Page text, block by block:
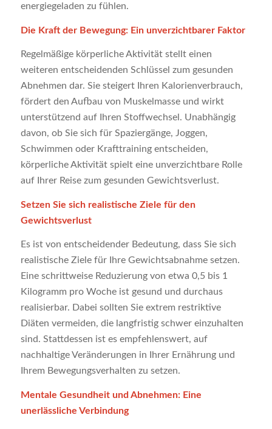
energiegeladen zu fühlen.
Die Kraft der Bewegung: Ein unverzichtbarer Faktor
Regelmäßige körperliche Aktivität stellt einen
weiteren entscheidenden Schlüssel zum gesunden
Abnehmen dar. Sie steigert Ihren Kalorienverbrauch,
fördert den Aufbau von Muskelmasse und wirkt
unterstützend auf Ihren Stoffwechsel. Unabhängig
davon, ob Sie sich für Spaziergänge, Joggen,
Schwimmen oder Krafttraining entscheiden,
körperliche Aktivität spielt eine unverzichtbare Rolle
auf Ihrer Reise zum gesunden Gewichtsverlust.
Setzen Sie sich realistische Ziele für den
Gewichtsverlust
Es ist von entscheidender Bedeutung, dass Sie sich
realistische Ziele für Ihre Gewichtsabnahme setzen.
Eine schrittweise Reduzierung von etwa 0,5 bis 1
Kilogramm pro Woche ist gesund und durchaus
realisierbar. Dabei sollten Sie extrem restriktive
Diäten vermeiden, die langfristig schwer einzuhalten
sind. Stattdessen ist es empfehlenswert, auf
nachhaltige Veränderungen in Ihrer Ernährung und
Ihrem Bewegungsverhalten zu setzen.
Mentale Gesundheit und Abnehmen: Eine
unerlässliche Verbindung